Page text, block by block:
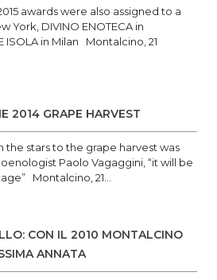
awards were also assigned to a
York, DIVINO ENOTECA in
ISOLA in Milan Montalcino, 21
2014 GRAPE HARVEST
the stars to the grape harvest was
Paolo Vagaggini, “it will be
Montalcino, 21...
CON IL 2010 MONTALCINO
ANNATA